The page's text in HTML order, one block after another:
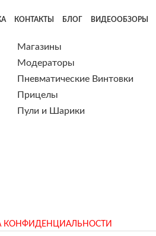
КОНТАКТЫ БЛОГ ВИДЕООБЗОРЫ
Магазины
Модераторы
Пневматические Винтовки
Прицелы
Пули и Шарики
КОНФИДЕНЦИАЛЬНОСТИ